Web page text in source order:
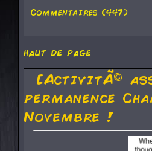
Commentaires (447)
haut de page
[ActivitÃ©
permanence
Novembre !